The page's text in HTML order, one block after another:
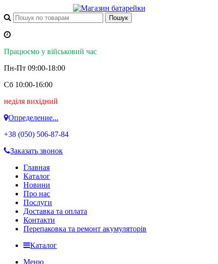
Працюємо у військовий час
Пн-Пт 09:00-18:00
Сб 10:00-16:00
неділя вихідний
Определение...
+38 (050) 506-87-84
Заказать звонок
Главная
Каталог
Новини
Про нас
Послуги
Доставка та оплата
Контакти
Перепаковка та ремонт акумуляторів
Каталог
Меню